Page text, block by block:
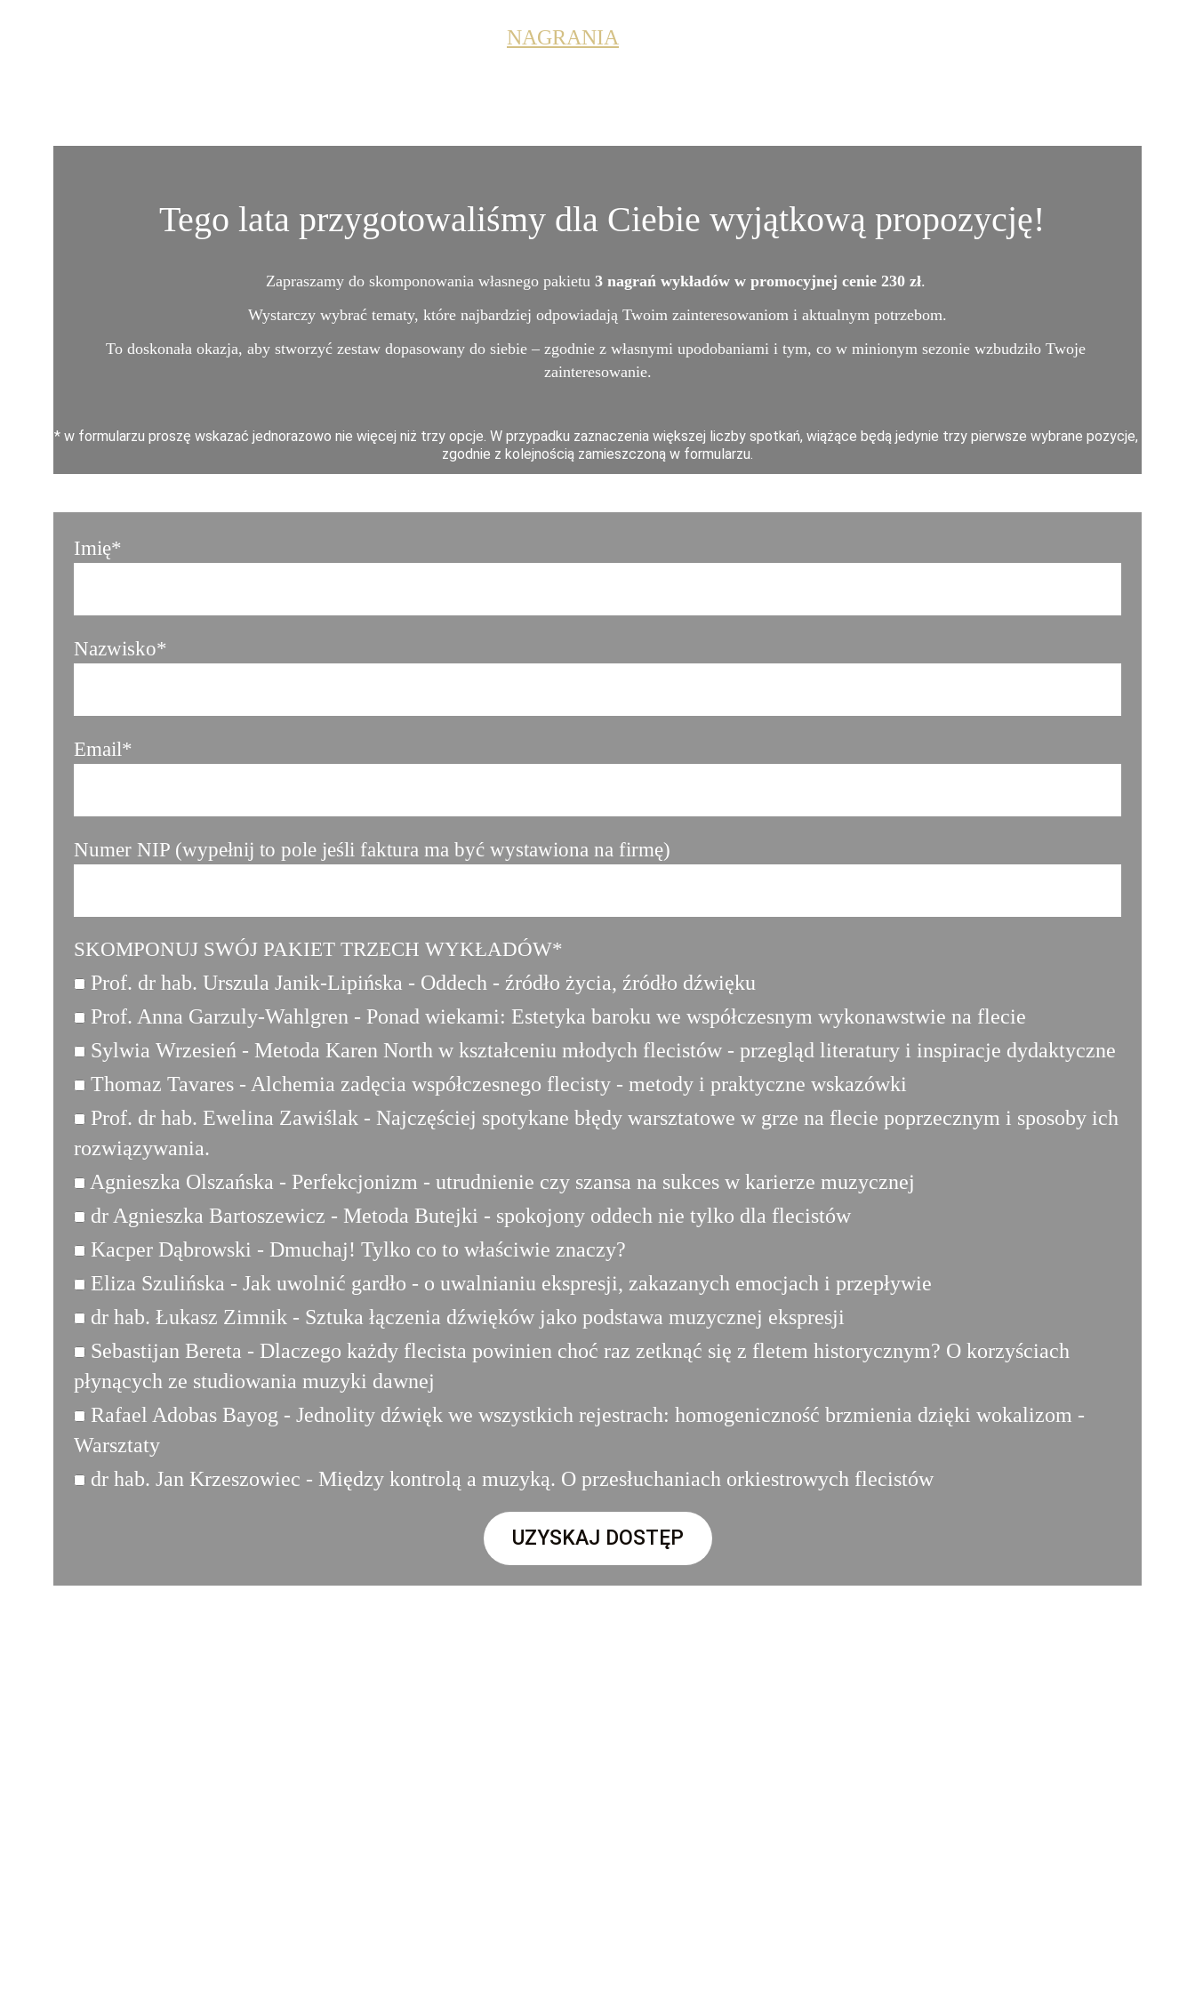
NAGRANIA
Imię*
Nazwisko*
Email*
Numer NIP (wypełnij to pole jeśli faktura ma być wystawiona na firmę)
SKOMPONUJ SWÓJ PAKIET TRZECH WYKŁADÓW*
Prof. dr hab. Urszula Janik-Lipińska - Oddech - źródło życia, źródło dźwięku
Prof. Anna Garzuly-Wahlgren - Ponad wiekami: Estetyka baroku we współczesnym wykonawstwie na flecie
Sylwia Wrzesień - Metoda Karen North w kształceniu młodych flecistów - przegląd literatury i inspiracje dydaktyczne
Thomaz Tavares - Alchemia zadęcia współczesnego flecisty - metody i praktyczne wskazówki
Prof. dr hab. Ewelina Zawiślak - Najczęściej spotykane błędy warsztatowe w grze na flecie poprzecznym i sposoby ich
rozwiązywania.
Agnieszka Olszańska - Perfekcjonizm - utrudnienie czy szansa na sukces w karierze muzycznej
dr Agnieszka Bartoszewicz - Metoda Butejki - spokojony oddech nie tylko dla flecistów
Kacper Dąbrowski - Dmuchaj! Tylko co to właściwie znaczy?
Eliza Szulińska - Jak uwolnić gardło - o uwalnianiu ekspresji, zakazanych emocjach i przepływie
dr hab. Łukasz Zimnik - Sztuka łączenia dźwięków jako podstawa muzycznej ekspresji
Sebastijan Bereta - Dlaczego każdy flecista powinien choć raz zetknąć się z fletem historycznym? O korzyściach
płynących ze studiowania muzyki dawnej
Rafael Adobas Bayog - Jednolity dźwięk we wszystkich rejestrach: homogeniczność brzmienia dzięki wokalizom -
Warsztaty
dr hab. Jan Krzeszowiec - Między kontrolą a muzyką. O przesłuchaniach orkiestrowych flecistów
UZYSKAJ DOSTĘP
Tego lata przygotowaliśmy dla Ciebie wyjątkową propozycję!
Zapraszamy do skomponowania własnego pakietu 3 nagrań wykładów w promocyjnej cenie 230 zł.
Wystarczy wybrać tematy, które najbardziej odpowiadają Twoim zainteresowaniom i aktualnym potrzebom.
To doskonała okazja, aby stworzyć zestaw dopasowany do siebie – zgodnie z własnymi upodobaniami i tym, co w minionym sezonie wzbudziło Twoje
zainteresowanie.
* w formularzu proszę wskazać jednorazowo nie więcej niż trzy opcje. W przypadku zaznaczenia większej liczby spotkań, wiążące będą jedynie trzy pierwsze wybrane pozycje,
zgodnie z kolejnością zamieszczoną w formularzu.